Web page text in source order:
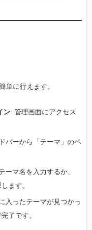
単に行えます。
ン: 管理画面にアクセス
バーから「テーマ」のペ
ーマ名を入力するか、
ます。
入ったテーマが見つかっ
了です。